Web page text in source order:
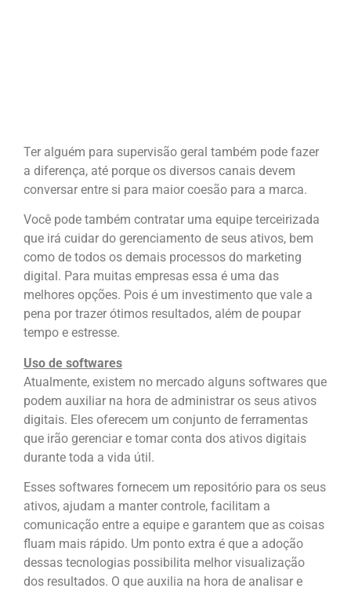
Ter alguém para supervisão geral também pode fazer
a diferença, até porque os diversos canais devem
conversar entre si para maior coesão para a marca.
Você pode também contratar uma equipe terceirizada
que irá cuidar do gerenciamento de seus ativos, bem
como de todos os demais processos do marketing
digital. Para muitas empresas essa é uma das
melhores opções. Pois é um investimento que vale a
pena por trazer ótimos resultados, além de poupar
tempo e estresse.
Uso de softwares
Atualmente, existem no mercado alguns softwares que
podem auxiliar na hora de administrar os seus ativos
digitais. Eles oferecem um conjunto de ferramentas
que irão gerenciar e tomar conta dos ativos digitais
durante toda a vida útil.
Esses softwares fornecem um repositório para os seus
ativos, ajudam a manter controle, facilitam a
comunicação entre a equipe e garantem que as coisas
fluam mais rápido. Um ponto extra é que a adoção
dessas tecnologias possibilita melhor visualização
dos resultados. O que auxilia na hora de analisar e